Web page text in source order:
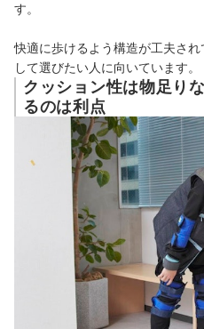
す。
快適に歩けるよう構造が工夫さ
して選びたい人に向いています。
クッション性は物足り
るのは利点